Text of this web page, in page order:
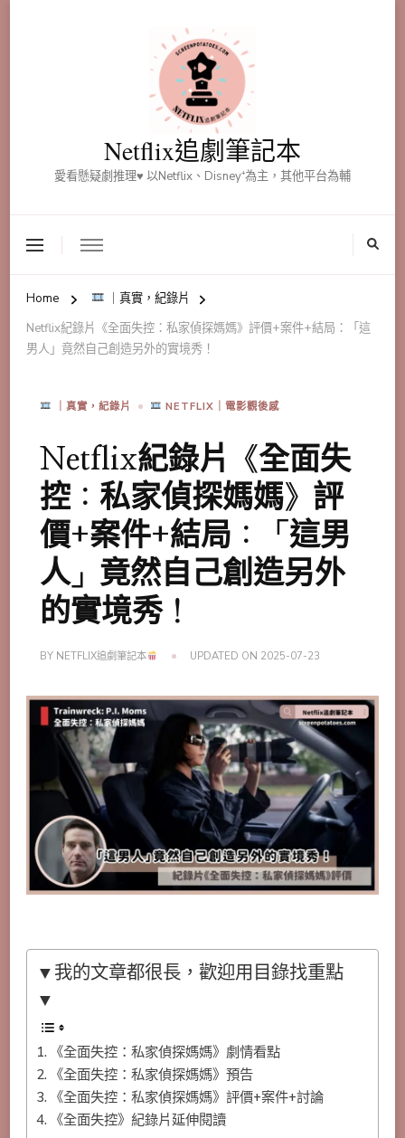
Netflix追劇筆記本
愛看懸疑劇推理♥ 以Netflix、Disney⁺為主，其他平台為輔
Home
｜真實，紀錄片
Netflix紀錄片《全面失控：私家偵探媽媽》評價+案件+結局：「這
男人」竟然自己創造另外的實境秀！
｜真實，紀錄片 NETFLIX｜電影觀後感
Netflix紀錄片《全面失
控：私家偵探媽媽》評
價+案件+結局：「這男
人」竟然自己創造另外
的實境秀！
BY NETFLIX追劇筆記本 UPDATED ON 2025-07-23
▼我的文章都很長，歡迎用目錄找重點
▼
《全面失控：私家偵探媽媽》劇情看點
《全面失控：私家偵探媽媽》預告
《全面失控：私家偵探媽媽》評價+案件+討論
《全面失控》紀錄片延伸閱讀